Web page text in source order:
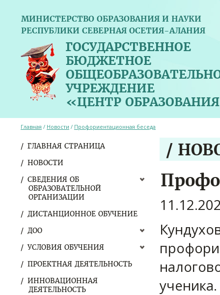
МИНИСТЕРСТВО ОБРАЗОВАНИЯ И НАУКИ
РЕСПУБЛИКИ СЕВЕРНАЯ ОСЕТИЯ-АЛАНИЯ
ГОСУДАРСТВЕННОЕ
БЮДЖЕТНОЕ
УЧРЕЖДЕНИЕ
«ЦЕНТР
ГЛАВНАЯ СТРАНИЦА
НОВОСТИ
СВЕДЕНИЯ ОБ
ОБРАЗОВАТЕЛЬНОЙ
ОРГАНИЗАЦИИ
ДИСТАНЦИОННОЕ ОБУЧЕНИЕ
ДОО
УСЛОВИЯ ОБУЧЕНИЯ
ПРОЕКТНАЯ ДЕЯТЕЛЬНОСТЬ
ИННОВАЦИОННАЯ
ДЕЯТЕЛЬНОСТЬ
Главная / Новости / Профориентационная беседа
/
ученика.